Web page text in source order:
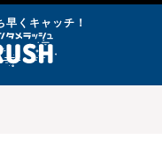
くキャッチ！